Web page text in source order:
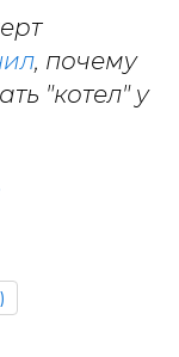
, почему
"котел" у